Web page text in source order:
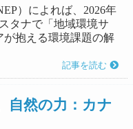
）によれば、2026年
タナで「地域環境サ
が抱える環境課題の解
記事を読む
自然の力：カナ